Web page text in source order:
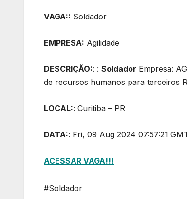
VAGA:: Soldador
EMPRESA: Agilidade
DESCRIÇÃO:: : Soldador Empresa:
de recursos humanos para terceiros
LOCAL:: Curitiba – PR
DATA:: Fri, 09 Aug 2024 07:57:21
ACESSAR VAGA!!!
#Soldador